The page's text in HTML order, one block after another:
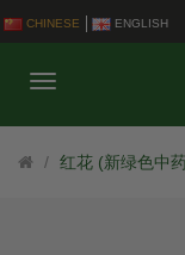
CHINESE ENGLISH
红花 (新绿色中